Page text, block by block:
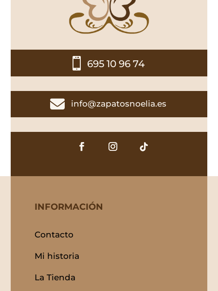
 695 10 96 74
 info@zapatosnoelia.es
INFORMACIÓN
Contacto
Mi historia
La Tienda